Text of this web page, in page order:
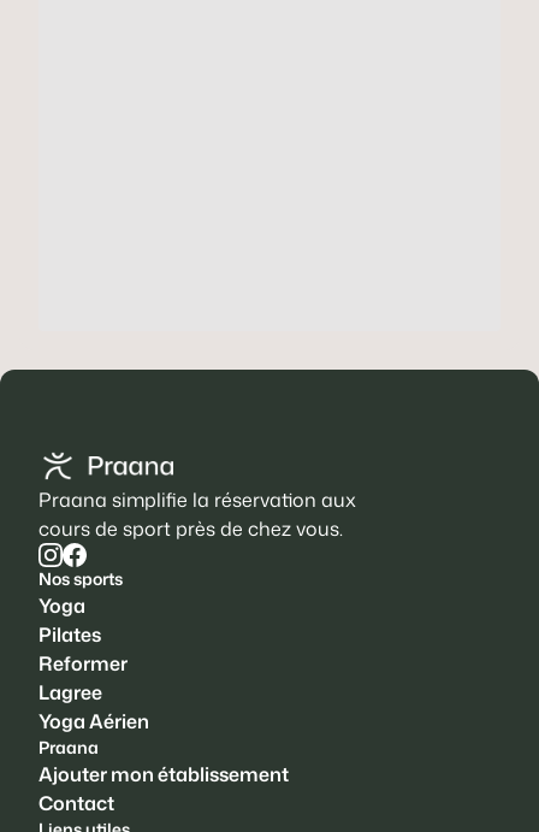
Praana simplifie la réservation aux
cours de sport près de chez vous.
Nos sports
Yoga
Pilates
Reformer
Lagree
Yoga Aérien
Praana
Ajouter mon établissement
Contact